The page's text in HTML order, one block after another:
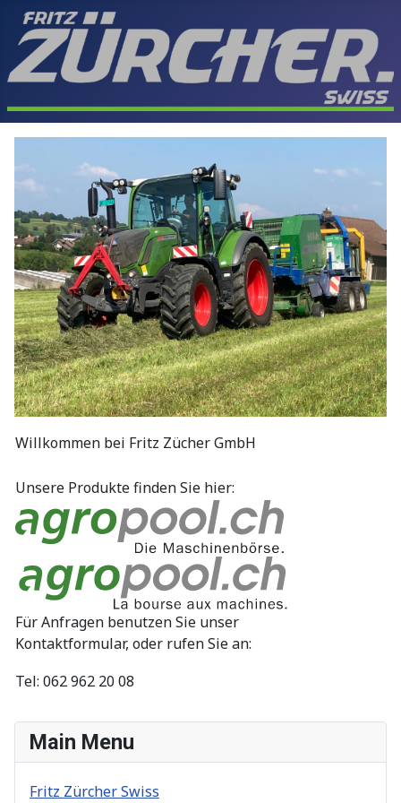
Willkommen bei Fritz Zücher GmbH
Unsere Produkte finden Sie hier:
Für Anfragen benutzen Sie unser
Kontaktformular, oder rufen Sie an:
Tel: 062 962 20 08
Main Menu
Fritz Zürcher Swiss